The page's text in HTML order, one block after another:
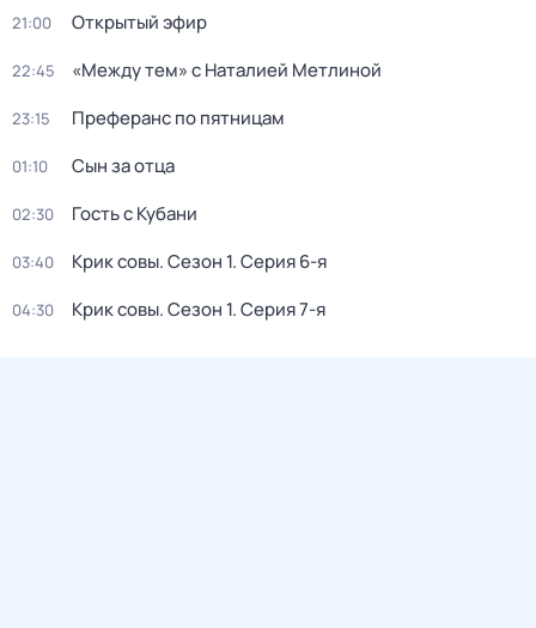
21:00 Открытый эфир
22:45 «Между тем» с Наталией Метлиной
23:15 Преферанс по пятницам
01:10 Сын за отца
02:30 Гость с Кубани
03:40 Крик совы. Сезон 1. Серия 6-я
04:30 Крик совы. Сезон 1. Серия 7-я